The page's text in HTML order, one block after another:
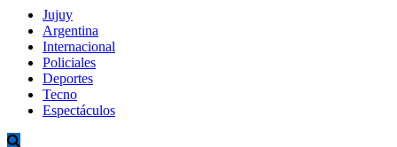
Jujuy
Argentina
Internacional
Policiales
Deportes
Tecno
Espectáculos